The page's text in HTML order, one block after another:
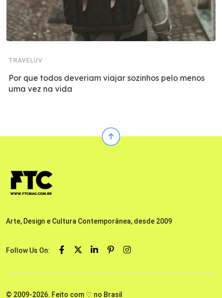
TRAVELUV
Por que todos deveriam viajar sozinhos pelo menos
uma vez na vida
Arte, Design e Cultura Contemporânea, desde 2009
Follow Us On:
© 2009-2026. Feito com ♡ no Brasil